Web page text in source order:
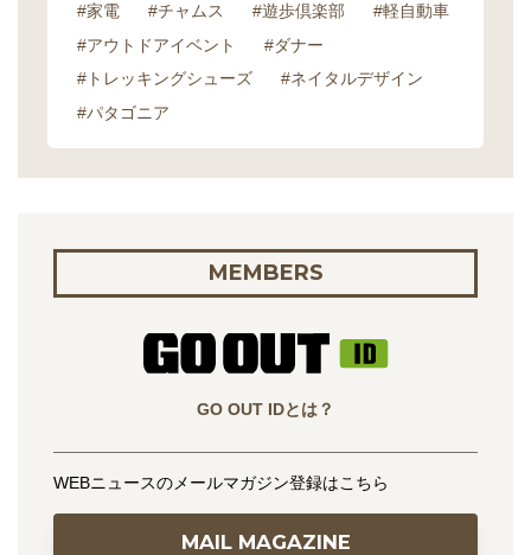
#家電 #チャムス #遊歩倶楽部
#軽自動車
#アウトドアイベント
#ダナー
#トレッキングシューズ
#ネイタルデザイン
#パタゴニア
MEMBERS
GO OUT IDとは？
WEBニュースのメールマガジン登録はこちら
MAIL MAGAZINE